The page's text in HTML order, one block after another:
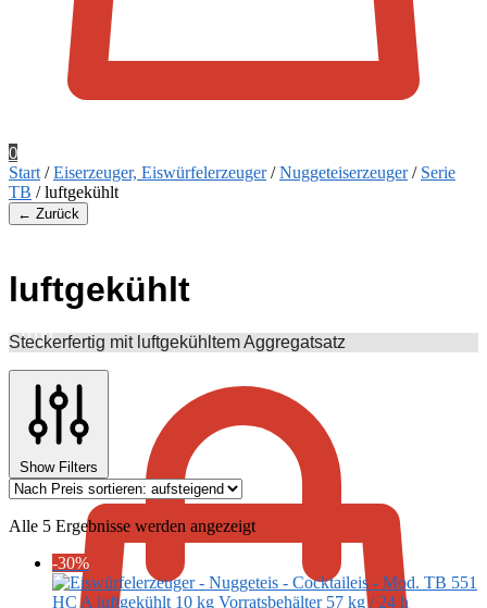
€0,00
0
Start /Eiserzeuger, Eiswürfelerzeuger/Nuggeteiserzeuger/ Serie
TB /luftgekühlt
← Zurück
luftgekühlt
Steckerfertig mit luftgekühltem Aggregatsatz
Show Filters
Alle 5 Ergebnisse werden angezeigtNach
Preis
sortiert:
aufsteigend
-30%